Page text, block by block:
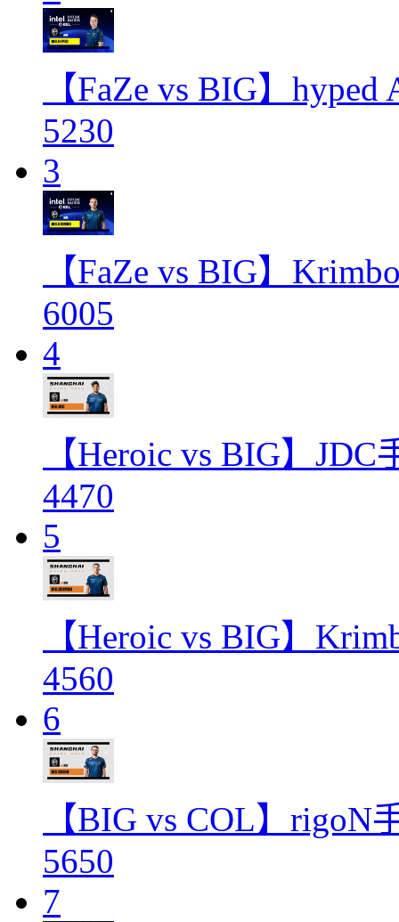
【FaZe vs BIG】
5230
3
【FaZe vs BIG】
6005
4
【Heroic vs BIG】
4470
5
【Heroic vs BIG】
4560
6
【BIG vs COL】rigoN
5650
7